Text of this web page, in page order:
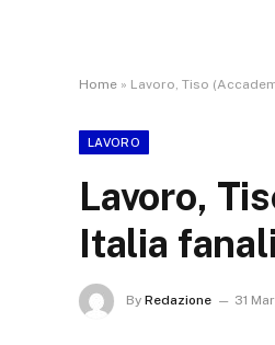
Home » Lavoro, Tiso
LAVORO
Lavoro,
Italia
By Redazione 31